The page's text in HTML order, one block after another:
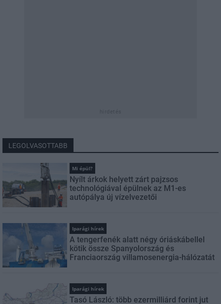
LEGOLVASOTTABB
Mi épül?
Nyílt árkok helyett zárt pajzsos
technológiával épülnek az M1-es
autópálya új vízelvezetői
Iparági hírek
A tengerfenék alatt négy óriáskábellel
kötik össze Spanyolország és
Franciaország villamosenergia-hálózatát
Iparági hírek
Tasó László: több ezermilliárd forint jut